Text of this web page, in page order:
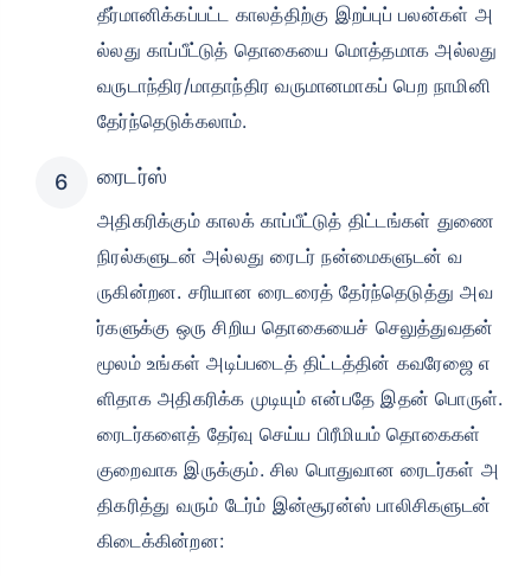
தீர்மானிக்கப்பட்ட காலத்திற்கு இறப்புப் பலன்கள் அ
ல்லது காப்பீட்டுத் தொகையை மொத்தமாக அல்லது
வருடாந்திர/மாதாந்திர வருமானமாகப் பெற நாமினி
தேர்ந்தெடுக்கலாம்.
ரைடர்ஸ்
அதிகரிக்கும் காலக் காப்பீட்டுத் திட்டங்கள் துணை
நிரல்களுடன் அல்லது ரைடர் நன்மைகளுடன் வ
ருகின்றன. சரியான ரைடரைத் தேர்ந்தெடுத்து அவ
ர்களுக்கு ஒரு சிறிய தொகையைச் செலுத்துவதன்
மூலம் உங்கள் அடிப்படைத் திட்டத்தின் கவரேஜை எ
ளிதாக அதிகரிக்க முடியும் என்பதே இதன் பொருள்.
ரைடர்களைத் தேர்வு செய்ய பிரீமியம் தொகைகள்
குறைவாக இருக்கும். சில பொதுவான ரைடர்கள் அ
திகரித்து வரும் டேர்ம் இன்சூரன்ஸ் பாலிசிகளுடன்
கிடைக்கின்றன: